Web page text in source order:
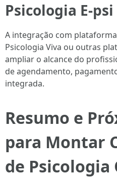
Psicologia E-psi
A integração com
Psicologia Viva ou outras
ampliar o alcance do
de agendamento,
integrada.
Resumo e
para Montar
de Psicologia